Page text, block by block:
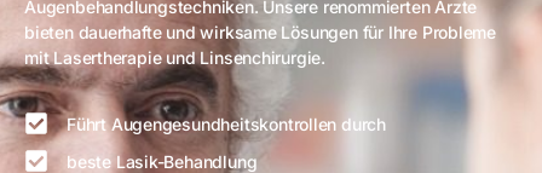
Augenbehandlungstechniken. Unsere renommierten Ärzte
bieten dauerhafte und wirksame Lösungen für Ihre Probleme
mit Lasertherapie und Linsenchirurgie.
Führt Augengesundheitskontrollen durch
beste Lasik-Behandlung